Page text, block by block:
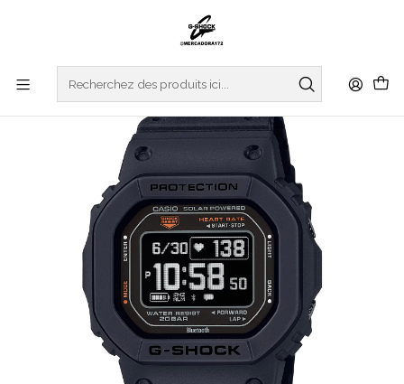
G-SHOCK
Heart Rate G-Squad DW-H5600-1ER